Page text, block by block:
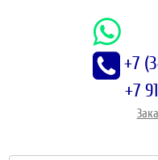
+7
+7